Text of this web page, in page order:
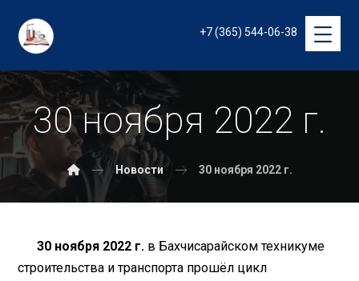
+7 (365) 544-06-38
30 ноября 2022 г.
Новости 30 ноября 2022 г.
30 ноября 2022 г. в Бахчисарайском техникуме
строительства и транспорта прошёл цикл